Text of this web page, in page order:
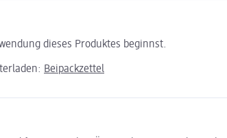
dieses Produktes beginnst.
Beipackzettel